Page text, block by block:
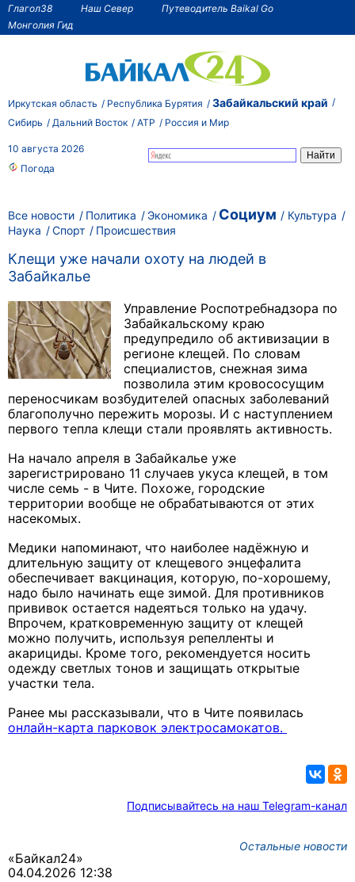
Глагол38 Наш Север
Путеводитель Baikal Go
Монголия Гид
Иркутская область Республика Бурятия Забайкальский край
Сибирь Дальний Восток АТР Россия и Мир
10 августа 2026
Погода
Все новости Политика Экономика Социум
Культура
Наука
Спорт Происшествия
Клещи уже начали охоту на людей в
Забайкалье
Управление Роспотребнадзора по
Забайкальскому краю
предупредило об активизации в
регионе клещей. По словам
специалистов, снежная зима
позволила этим кровососущим
переносчикам возбудителей опасных заболеваний
благополучно пережить морозы. И с наступлением
первого тепла клещи стали проявлять активность.
На начало апреля в Забайкалье уже
зарегистрировано 11 случаев укуса клещей, в том
числе семь - в Чите. Похоже, городские
территории вообще не обрабатываются от этих
насекомых.
Медики напоминают, что наиболее надёжную и
длительную защиту от клещевого энцефалита
обеспечивает вакцинация, которую, по-хорошему,
надо было начинать еще зимой. Для противников
прививок остается надеяться только на удачу.
Впрочем, кратковременную защиту от клещей
можно получить, используя репелленты и
акарициды. Кроме того, рекомендуется носить
одежду светлых тонов и защищать открытые
участки тела.
Ранее мы рассказывали, что в Чите появилась
онлайн-карта парковок электросамокатов.
Подписывайтесь на наш Telegram-канал
Остальные новости
«Байкал24»
04.04.2026 12:38